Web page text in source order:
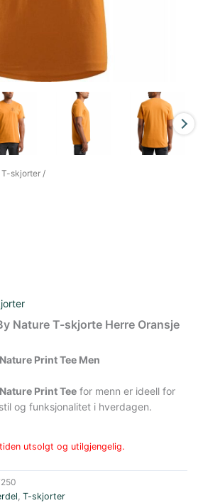
T-skjorter /
Nature T-skjorte Herre Oransje
Print Tee Men
Print Tee for menn er ideell for
og funksjonalitet i hverdagen.
utsolgt og utilgjengelig.
,T-skjorter